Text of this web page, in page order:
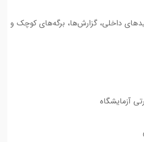
داخلی، گزارش‌ها، برگه‌های کوچک و
آزمایشگاه